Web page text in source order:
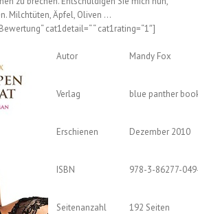
Milchtüten, Äpfel, Oliven …
cat1detail=“ “ cat1rating=“1″]
Autor Mandy Fox
Verlag blue panther
Erschienen Dezember 2010
ISBN 978-3-86277-
Seitenanzahl 192 Seiten